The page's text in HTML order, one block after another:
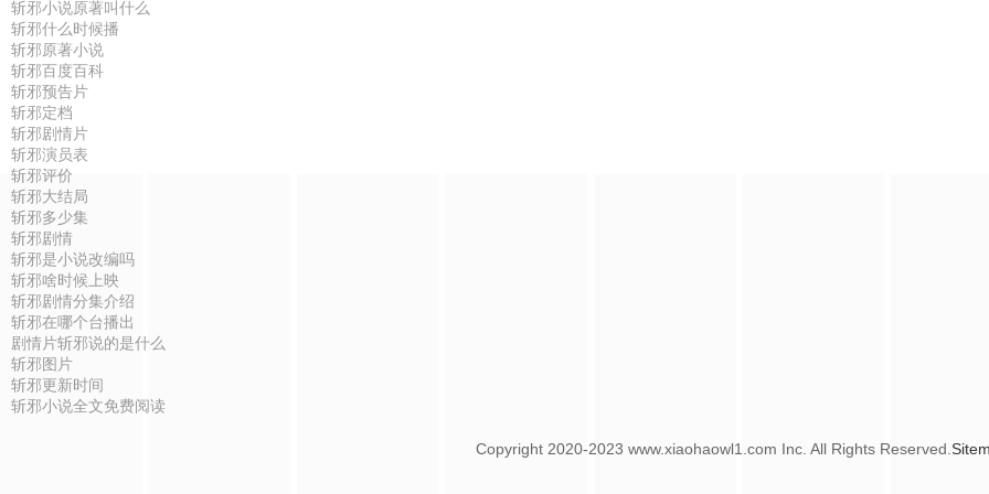
斩邪小说原著叫什么
斩邪什么时候播
斩邪原著小说
斩邪百度百科
斩邪预告片
斩邪定档
斩邪剧情片
斩邪演员表
斩邪评价
斩邪大结局
斩邪多少集
斩邪剧情
斩邪是小说改编吗
斩邪啥时候上映
斩邪剧情分集介绍
斩邪在哪个台播出
剧情片斩邪说的是什么
斩邪图片
斩邪更新时间
斩邪小说全文免费阅读
Copyright 2020-2023 www.xiaohaowl1.com Inc. All Rights Reserved.